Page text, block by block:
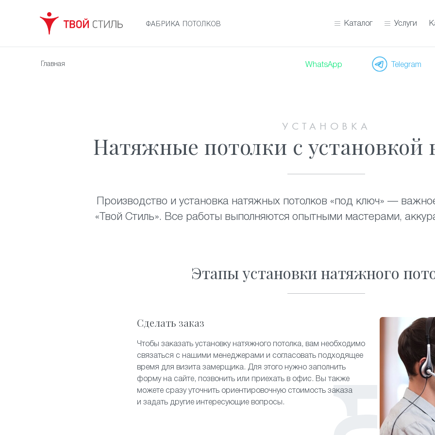
ФАБРИКА ПОТОЛКОВ Каталог Услуги
Главная WhatsApp Telegram
УСТАНОВКА
Натяжные потолки с установкой
Производство и установка натяжных потолков «под ключ» —
«Твой Стиль». Все работы выполняются опытными мастерами,
Этапы установки натяжного
Сделать заказ
Чтобы заказать установку натяжного потолка, вам необходимо
связаться с нашими менеджерами и согласовать подходящее
время для визита замерщика. Для этого нужно заполнить
форму на сайте, позвонить или приехать в офис. Вы также
можете сразу уточнить ориентировочную стоимость заказа
и задать другие интересующие вопросы.